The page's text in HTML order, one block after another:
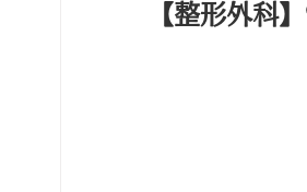
【整形外科